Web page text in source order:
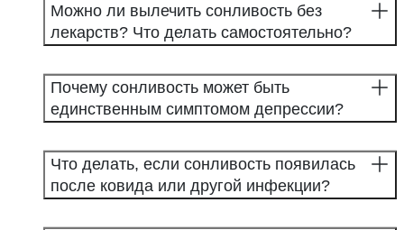
Можно ли вылечить сонливость без
лекарств? Что делать самостоятельно?
Почему сонливость может быть
единственным симптомом депрессии?
Что делать, если сонливость появилась
после ковида или другой инфекции?